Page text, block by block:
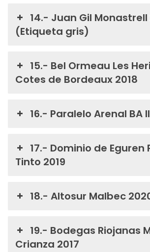
14.- Juan Gil Monastrell
(Etiqueta gris)
15.- Bel Ormeau Les
Cotes de Bordeaux 2018
16.- Paralelo Arenal BA
17.- Dominio de Eguren
Tinto 2019
18.- Altosur Malbec
19.- Bodegas Riojanas
Crianza 2017